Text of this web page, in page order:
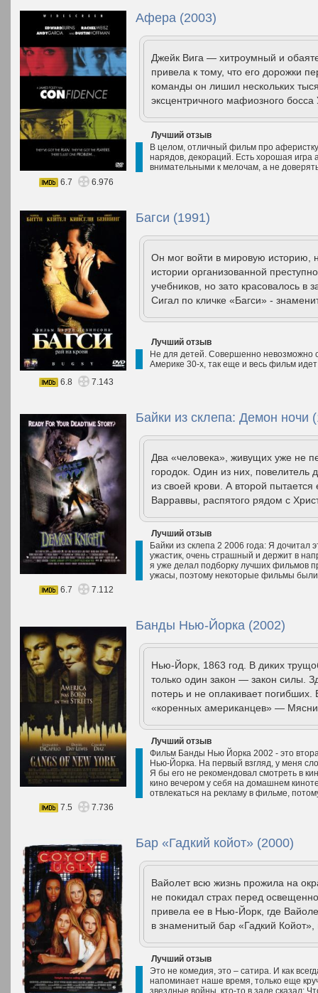
Афера (2003)
Джейк Вига — хитроумный и
привела к тому, что его дорожки
команды он лишил нескольких
эксцентричного мафиозного
Лучший отзыв
В целом, отличный фильм про
нарядов, декораций. Есть хорошая
внимательными к мелочам, а не
6.7
6.976
Багси (1991)
Он мог войти в мировую историю,
истории организованной
учебников, но зато красовалось в
Сигал по кличке «Багси» -
Лучший отзыв
Не для детей. Совершенно невозможно
Америке 30-х, так еще и весь фильм
6.8
7.143
Байки из склепа: Демон ночи
Два «человека», живущих уже не
городок. Один из них, повелитель
из своей крови. А второй
Варраввы, распятого рядом с
Лучший отзыв
Байки из склепа 2 2006 года: Я дочитал
ужастик, очень страшный и держит в
я уже делал подборку лучших фильмов
ужасы, поэтому некоторые фильмы
6.7
7.112
Банды Нью-Йорка (2002)
Нью-Йорк, 1863 год. В диких
только один закон — закон силы.
потерь и не оплакивает погибших.
«коренных американцев» —
Лучший отзыв
Фильм Банды Нью Йорка 2002 - это
Нью-Йорка. На первый взгляд, у меня
Я бы его не рекомендовал смотреть в
кино вечером у себя на домашнем
отвлекаться на рекламу в фильме,
7.5
7.736
Бар «Гадкий койот» (2000)
Вайолет всю жизнь прожила на
не покидал страх перед
привела ее в Нью-Йорк, где
в знаменитый бар «Гадкий Койот»,
Лучший отзыв
Это не комедия, это – сатира. И как
напоминает наше время, только еще
звездные войны, кто-то в зале сказал: